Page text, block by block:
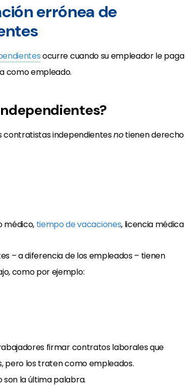
errónea de
ocurre cuando su empleador le paga
como empleado.
contratistas independientesnotienen derecho
médico, tiempo de vacaciones, licencia médica
– a diferencia de los empleados – tienen
como por ejemplo:
firmar contratos laborales que
pero los traten como empleados.
la última palabra.